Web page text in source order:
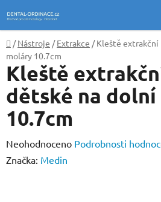
na
obsah
Domů
/ Nástroje / Extrakce / Kleště extrakční
moláry 10.7cm
Kleště
dětské na
10.7cm
Průměrné
hodnocení
Neohodnoceno Podrobnosti
Značka: Medin